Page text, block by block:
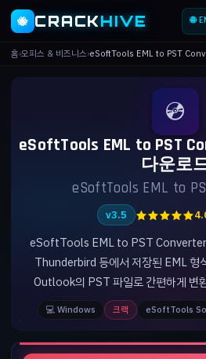
🐝 CRACKHIVE 🌐
홈›오피스 & 비즈니스›eSoftTools EML to PST
💿
eSoftTools EML to PST
다운로
eSoftTools EML to
v3.5 ★★★★★
eSoftTools EML to PST
Thunderbird 등에서 저장된 EML
Outlook의 PST 파일로 간편하게 변
💻 Windows 크랙 eSoftTools